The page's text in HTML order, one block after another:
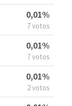
0,01%
7 votos
0,01%
7 votos
0,01%
2 votos